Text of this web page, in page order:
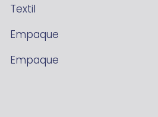
Textil
Empaque
Empaque